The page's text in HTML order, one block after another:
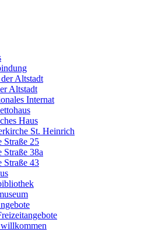
Altstadt
Altstadt
Internat
Haus
St. Heinrich
Straße 25
Straße 38a
Straße 43